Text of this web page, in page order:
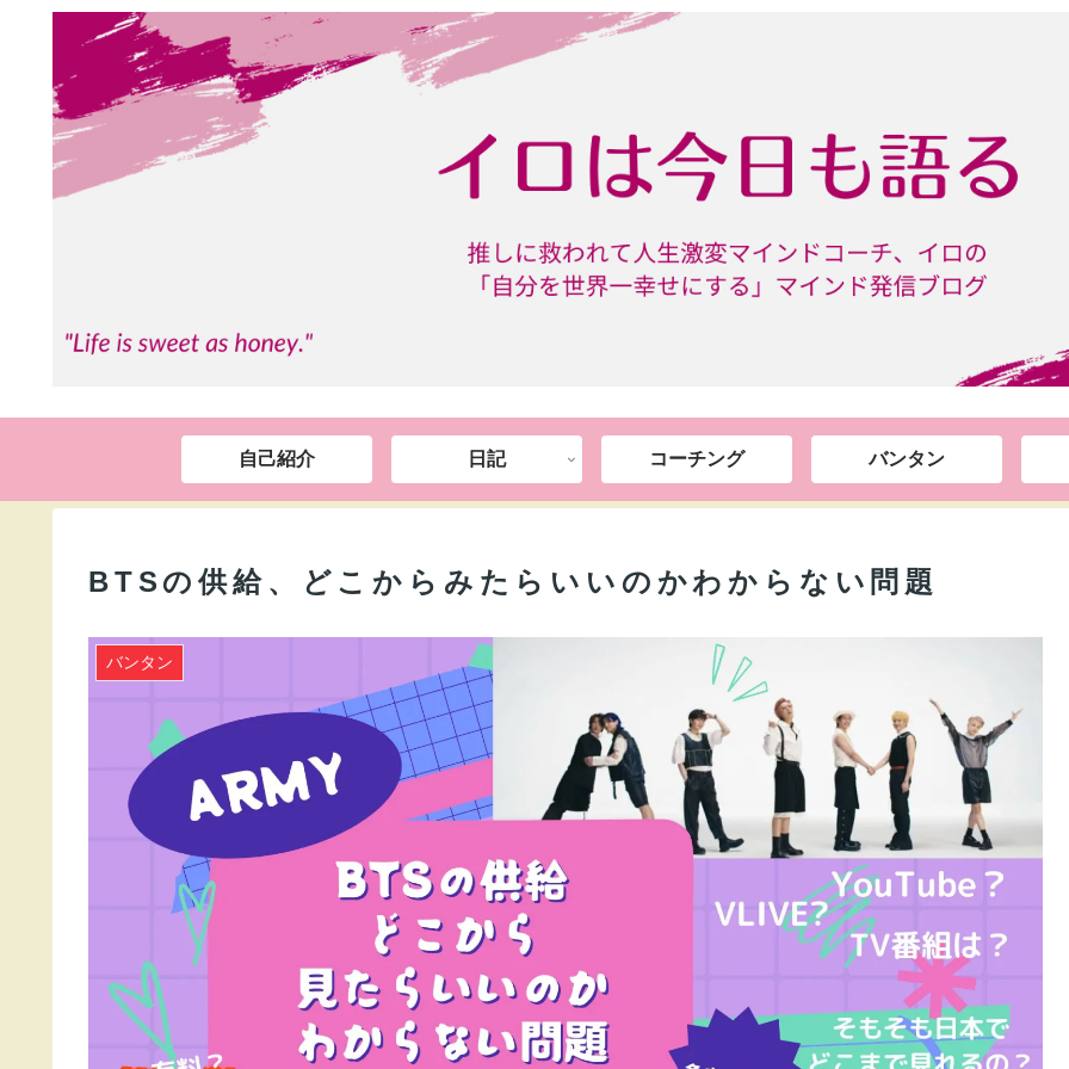
自己紹介 日記 コーチング バンタン
BTSの供給、どこからみたらいいのかわからない問題
バンタン